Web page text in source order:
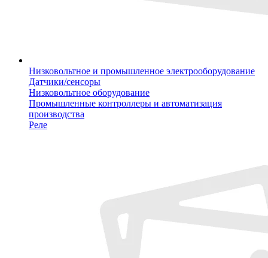
Низковольтное и промышленное электрооборудование
Датчики/сенсоры
Низковольтное оборудование
Промышленные контроллеры и автоматизация
производства
Реле